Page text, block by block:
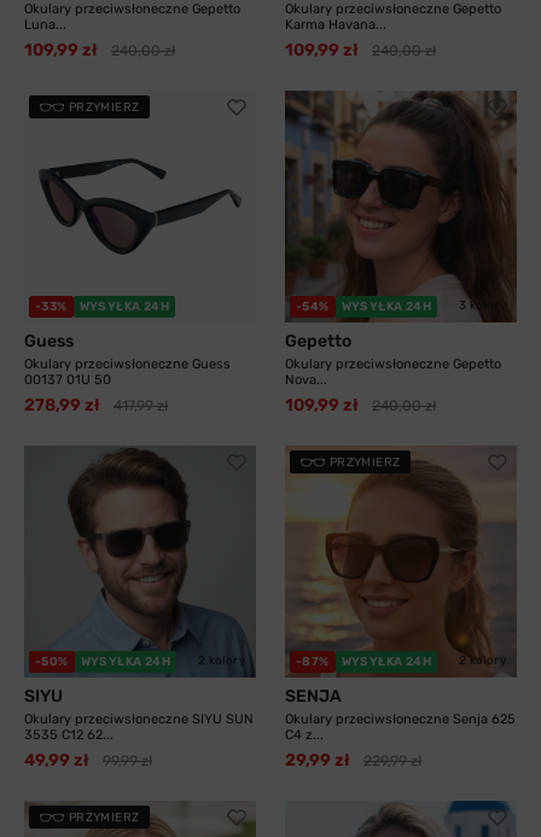
Okulary przeciwsłoneczne Gepetto
Luna...
109,99 zł 240,00 zł
Okulary przeciwsłoneczne Gepetto
Karma Havana...
109,99 zł 240,00 zł
PRZYMIERZ
-33% WYSYŁKA 24H
Guess
Okulary przeciwsłoneczne Guess
00137 01U 50
278,99 zł 417,99 zł
-54% WYSYŁKA 24H 3 kolory
Gepetto
Okulary przeciwsłoneczne Gepetto
Nova...
109,99 zł 240,00 zł
-50% WYSYŁKA 24H 2 kolory
SIYU
Okulary przeciwsłoneczne SIYU SUN
3535 C12 62...
49,99 zł 99,99 zł
PRZYMIERZ
-87% WYSYŁKA 24H 2 kolory
SENJA
Okulary przeciwsłoneczne Senja 625
C4 z...
29,99 zł 229,99 zł
PRZYMIERZ